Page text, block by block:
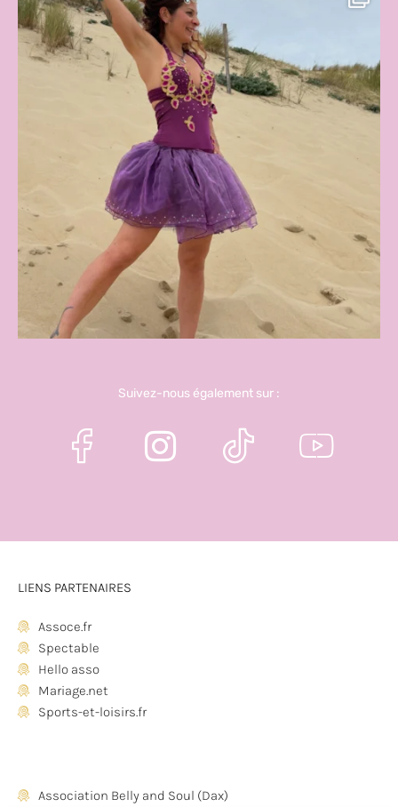
Suivez-nous également sur :
LIENS PARTENAIRES
Assoce.fr
Spectable
Hello asso
Mariage.net
Sports-et-loisirs.fr
Association Belly and Soul (Dax)